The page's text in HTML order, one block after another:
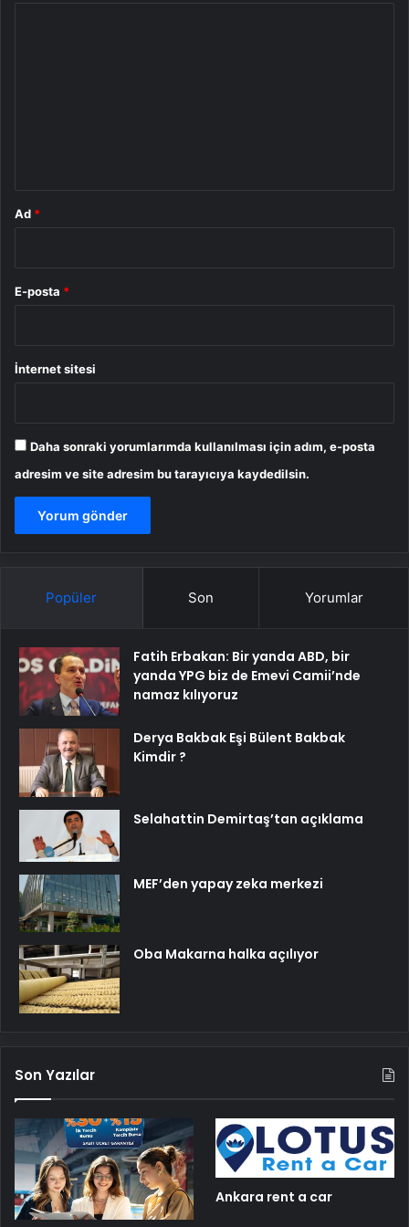
Ad *
E-posta *
İnternet sitesi
Daha sonraki yorumlarımda kullanılması için adım, e-posta
adresim ve site adresim bu tarayıcıya kaydedilsin.
Popüler Son Yorumlar
Fatih Erbakan: Bir yanda ABD, bir
yanda YPG biz de Emevi Camii’nde
namaz kılıyoruz
Derya Bakbak Eşi Bülent Bakbak
Kimdir ?
Selahattin Demirtaş’tan açıklama
MEF’den yapay zeka merkezi
Oba Makarna halka açılıyor
Son Yazılar
Ankara rent a car